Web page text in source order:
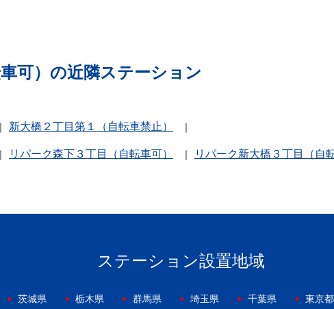
可）の近隣ステーション
新大橋２丁目第１（自転車禁止）
リパーク森下３丁目（自転車可） リパーク新大橋３丁目（自
ステーション設置地域
茨城県 栃木県 群馬県 埼玉県 千葉県 東京都